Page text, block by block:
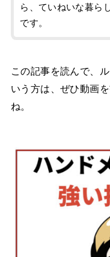
ら、ていねいな暮ら
です。
この記事を読んで、
いう方は、ぜひ動画
ね。